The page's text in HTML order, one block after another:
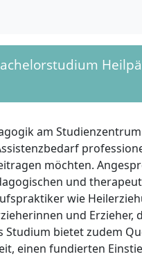
am
möchten.
und
wie
und Erzieher,
Studium bietet zudem
einen fundierten